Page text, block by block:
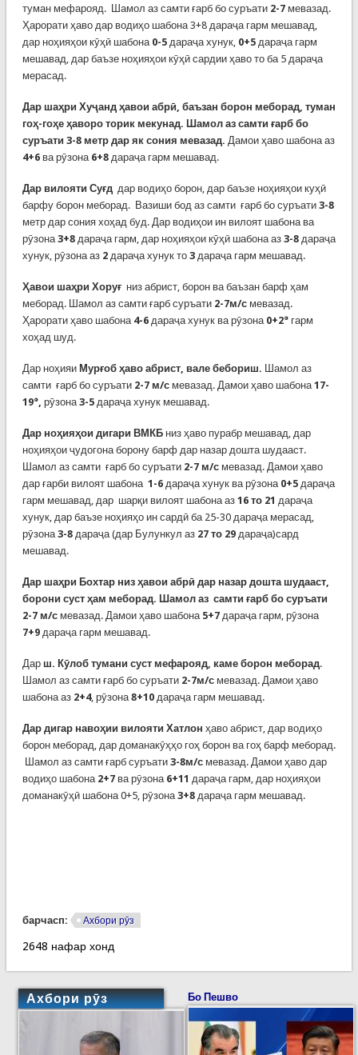
туман мефарояд. Шамол аз самти ғарб бо суръати 2-7 мевазад.
Ҳарорати ҳаво дар водиҳо шабона 3+8 дараҷа гарм мешавад,
дар ноҳияҳои кӯҳӣ шабона 0-5дараҷа хунук, 0+5дараҷа гарм
мешавад, дар баъзе ноҳияҳои кӯҳӣ сардии ҳаво то ба 5 дараҷа
мерасад.
Дар шаҳри Хуҷанд ҳавои абрӣ, баъзан борон меборад, туман
гоҳ-гоҳе ҳаворо торик мекунад. Шамол аз самти ғарб бо
суръати 3-8метр дар як сония мевазад. Дамои ҳаво шабона аз
4+6ва рӯзона 6+8дараҷа гарм мешавад.
Дар вилояти Суғддар водиҳо борон, дар баъзе ноҳияҳои куҳӣ
барфу борон меборад. Вазиши бод аз самти ғарб бо суръати 3-8
метр дар сония хоҳад буд. Дар водиҳои ин вилоят шабона ва
рӯзона3+8дараҷа гарм, дар ноҳияҳои кӯҳӣ шабона аз 3-8 дараҷа
хунук, рӯзона аз 2 дараҷа хунук то3дараҷа гарм мешавад.
Ҳавои шаҳри Хоруғниз абрист, борон ва баъзан барф ҳам
меборад. Шамол аз самти ғарб суръати 2-7м/смевазад.
Ҳарорати ҳаво шабона 4-6дараҷа хунук ва рӯзона 0+2°гарм
хоҳад шуд.
Дар ноҳияиМурғоб ҳаво абрист, вале бебориш. Шамол аз
самти ғарб бо суръати 2-7 м/смевазад. Дамои ҳаво шабона17-
19°, рӯзона3-5дараҷа хунук мешавад.
Дар ноҳияҳои дигари ВМКБниз ҳаво пурабр мешавад, дар
ноҳияҳои ҷудогона борону барф дар назар дошта шудааст.
Шамол аз самти ғарб бо суръати 2-7 м/с мевазад. Дамои ҳаво
дар ғарби вилоят шабона 1-6дараҷа хунук ва рӯзона 0+5дараҷа
гарм мешавад, дар шарқи вилоят шабона аз 16 то 21 дараҷа
хунук, дар баъзе ноҳияҳо ин сардӣ ба 25-30 дараҷа мерасад,
рӯзона3-8дараҷа (дар Булункул аз 27 то 29дараҷа)сард
мешавад.
Дар шаҳри Бохтар низ ҳавои абрӣ дар назар дошта шудааст,
борони суст ҳам меборад. Шамол аз самти ғарб бо суръати
2-7 м/с мевазад. Дамои ҳаво шабона 5+7дараҷа гарм, рӯзона
7+9дараҷа гарм мешавад.
Дар ш. Кӯлоб тумани суст мефарояд, каме борон меборад.
Шамол аз самти ғарб бо суръати 2-7м/смевазад. Дамои ҳаво
шабона аз 2+4, рӯзона8+10дараҷа гарм мешавад.
Дар дигар навоҳии вилояти Хатлон ҳаво абрист, дар водиҳо
борон меборад, дар доманакӯҳҳо гоҳ борон ва гоҳ барф меборад.
Шамол аз самти ғарб суръати 3-8м/смевазад. Дамои ҳаво дар
водиҳо шабона 2+7ва рӯзона 6+11 дараҷа гарм, дар ноҳияҳои
доманакӯҳӣ шабона 0+5, рӯзона3+8дараҷа гарм мешавад.
барчасп: Ахбори рӯз
2648 нафар хонд
Ахбори рӯз Бо Пешво